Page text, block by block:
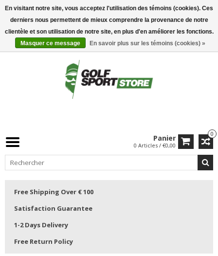
0
Panier
0 Articles / €0,00
Free Shipping Over € 100
Satisfaction Guarantee
1-2 Days Delivery
Free Return Policy
En visitant notre site, vous acceptez l'utilisation des témoins (cookies). Ces
derniers nous permettent de mieux comprendre la provenance de notre
clientèle et son utilisation de notre site, en plus d'en améliorer les fonctions.
Masquer ce message
En savoir plus sur les témoins (cookies) »